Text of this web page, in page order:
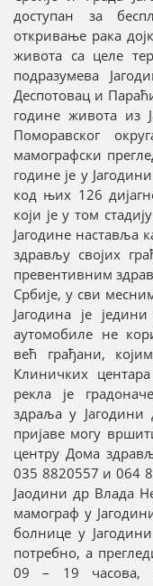
доступан за
откривање рака
живота са целе
подразумева
Деспотовац и
године живота из
Поморавског
мамографски
године је у
код њих 126
који је у том
Јагодине наставља
здрављу својих
превентивним
Србије, у сви
Јагодина је
аутомобиле не
већ грађани,
Клиничких
рекла је
здраља у
пријаве могу
центру Дома
035 8820557 и 064
Јаодини др Влада
мамограф у
болнице у
потребно, а
09 – 19 часова,